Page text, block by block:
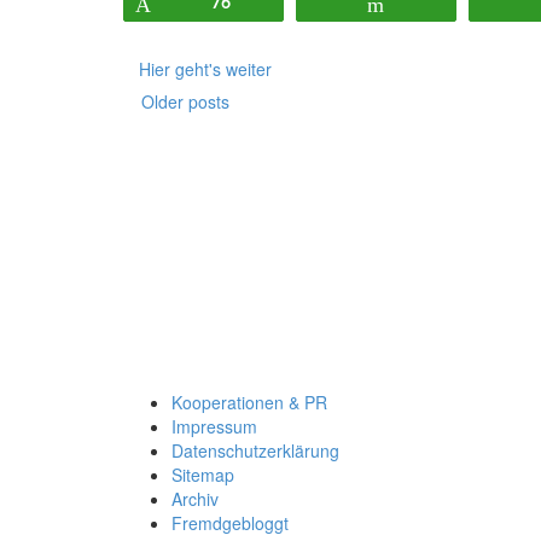
76
Hier geht's weiter
Older posts
Kooperationen & PR
Impressum
Datenschutzerklärung
Sitemap
Archiv
Fremdgebloggt